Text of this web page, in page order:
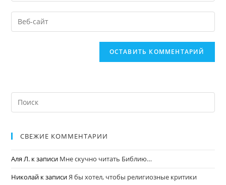
СВЕЖИЕ КОММЕНТАРИИ
Аля Л. к записи Мне скучно читать Библию…
Николай к записиЯ бы хотел, чтобы религиозные критики